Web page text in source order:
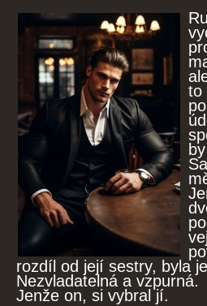
to
rozdíl od její sestry, byla
Nezvladatelná a vzpurná.
Jenže on, si vybral jí.